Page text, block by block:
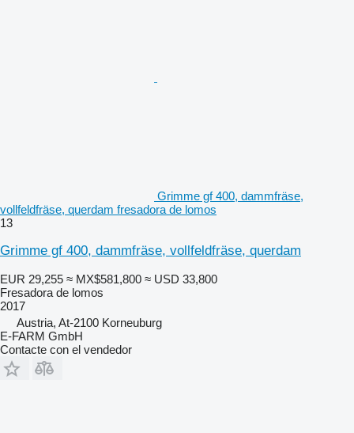
Grimme gf 400, dammfräse,
vollfeldfräse, querdam fresadora de lomos
13
Grimme gf 400, dammfräse, vollfeldfräse, querdam
EUR 29,255 ≈ MX$581,800 ≈ USD 33,800
Fresadora de lomos
2017
Austria, At-2100 Korneuburg
E-FARM GmbH
Contacte con el vendedor